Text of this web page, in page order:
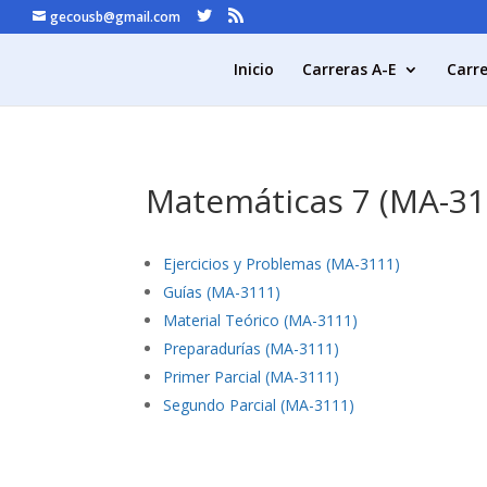
gecousb@gmail.com
Inicio Carreras A-E
Matemáticas 7 (MA-
Ejercicios y Problemas (MA-3111)
Guías (MA-3111)
Material Teórico (MA-3111)
Preparadurías (MA-3111)
Primer Parcial (MA-3111)
Segundo Parcial (MA-3111)